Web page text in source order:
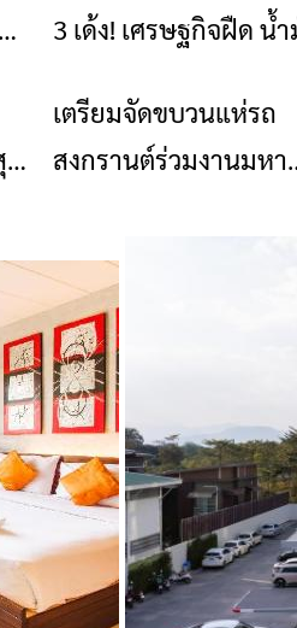
3 เด้ง! เศรษฐกิจฝืด น้
สภาพนี้คนรากหญ้าจะเ
อะไรกิน?
ด
ข่าวเชียง
เตรียมจัดขบวนแห่รถ
สงกรานต์ร่วมงานมหา
มหาสงกรานต์ 67” ที่
เชียงราย